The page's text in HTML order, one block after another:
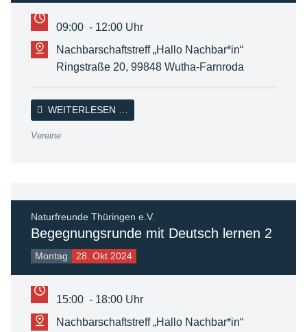
09:00 - 12:00 Uhr
Nachbarschaftstreff „Hallo Nachbar*in“
Ringstraße 20, 99848 Wutha-Farnroda
WEITERLESEN …
Vereine
Naturfreunde Thüringen e.V.
Begegnungsrunde mit Deutsch lernen 2
Montag 28. Okt 2024
15:00 - 18:00 Uhr
Nachbarschaftstreff „Hallo Nachbar*in“